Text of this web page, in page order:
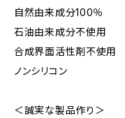
自然由来成分100％
石油由来成分不使用
合成界面活性剤不使用
ノンシリコン
＜誠実な製品作り＞